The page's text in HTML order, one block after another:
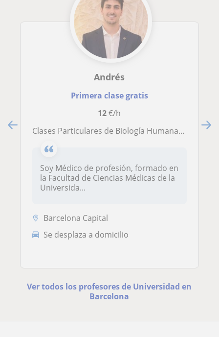
Andrés
Primera clase gratis
12€/h
Clases Particulares de Biología Humana y Biología Celular
Soy Médico de profesión, formado en
la Facultad de Ciencias Médicas de la
Universida...
Barcelona Capital
Se desplaza a domicilio
Ver todos los profesores de Universidad en
Barcelona